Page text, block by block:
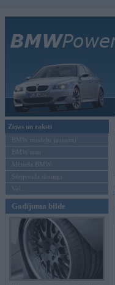
Ziņas un raksti
BMW modeļu jaunumi
BMW testi
Mēneša BMW
Sērijveida tūnings
Vel...
Gadījuma bilde